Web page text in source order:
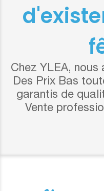
Chez YLEA, nous
Des Prix Bas
garantis de
Vente